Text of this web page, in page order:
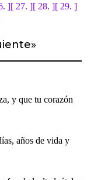
][ 27. ][ 28. ][ 29. ]
»
y que tu corazón
años de vida y